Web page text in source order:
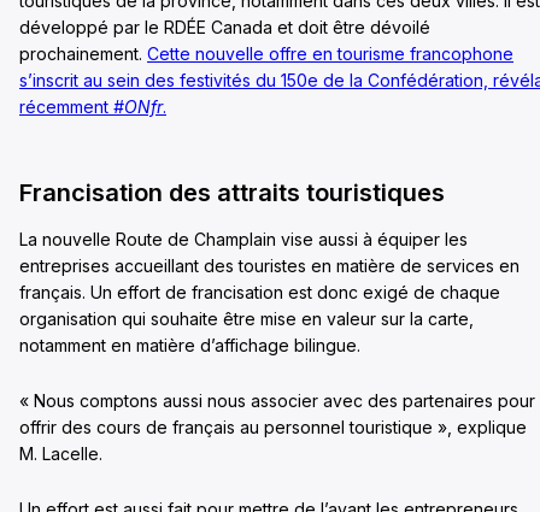
développé par le RDÉE Canada et doit être dévoilé
prochainement. Cette nouvelle offre en tourisme francophone
s’inscrit au sein des festivités du 150e de la Confédération,
récemment #ONfr.
Francisation des attraits touristiques
La nouvelle Route de Champlain vise aussi à équiper les
entreprises accueillant des touristes en matière de services en
français. Un effort de francisation est donc exigé de chaque
organisation qui souhaite être mise en valeur sur la carte,
notamment en matière d’affichage bilingue.
« Nous comptons aussi nous associer avec des partenaires pour
offrir des cours de français au personnel touristique », explique
M. Lacelle.